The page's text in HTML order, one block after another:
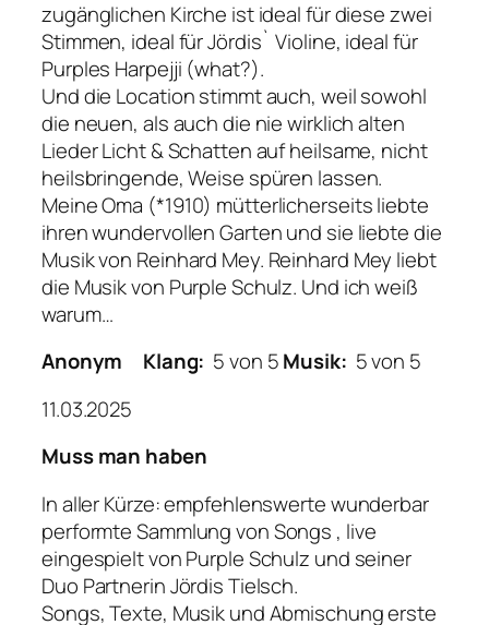
zugänglichen Kirche ist ideal für diese zwei
Stimmen, ideal für Jördis` Violine, ideal für
Purples Harpejji (what?).
Und die Location stimmt auch, weil sowohl
die neuen, als auch die nie wirklich alten
Lieder Licht & Schatten auf heilsame, nicht
heilsbringende, Weise spüren lassen.
Meine Oma (*1910) mütterlicherseits liebte
ihren wundervollen Garten und sie liebte die
Musik von Reinhard Mey. Reinhard Mey liebt
die Musik von Purple Schulz. Und ich weiß
warum…
Anonym Klang: 5 von 5Musik: 5 von 5
11.03.2025
Muss man haben
In aller Kürze: empfehlenswerte wunderbar
performte Sammlung von Songs , live
eingespielt von Purple Schulz und seiner
Duo Partnerin Jördis Tielsch.
Songs, Texte, Musik und Abmischung erste